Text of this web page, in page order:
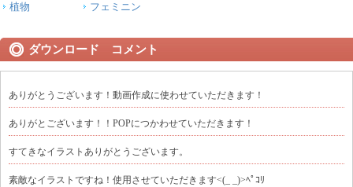
植物
フェミニン
ダウンロード コメント
ありがとうございます！動画作成に使わせていただきます！
ありがとございます！！POPにつかわせていただきます！
すてきなイラストありがとうございます。
素敵なイラストですね！使用させていただきます<(_ _)>ﾍﾟｺﾘ